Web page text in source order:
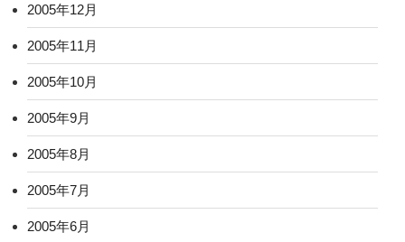
2005年12月
2005年11月
2005年10月
2005年9月
2005年8月
2005年7月
2005年6月